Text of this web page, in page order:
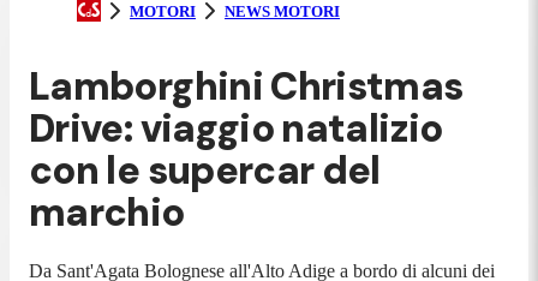
MOTORI NEWS MOTORI
Lamborghini Christmas
Drive: viaggio natalizio
con le supercar del
marchio
Da Sant'Agata Bolognese all'Alto Adige a bordo di alcuni dei